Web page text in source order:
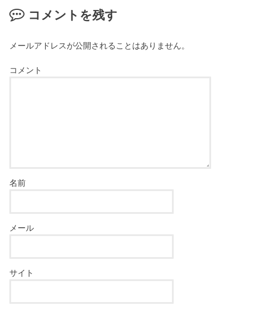
コメントを残す
メールアドレスが公開されることはありません。
コメント
名前
メール
サイト